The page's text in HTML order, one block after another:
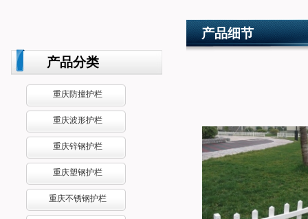
产品分类
产品细节
企业概况
产品分类
重庆防撞护栏
重庆波形护栏
重庆锌钢护栏
重庆塑钢护栏
重庆不锈钢护栏